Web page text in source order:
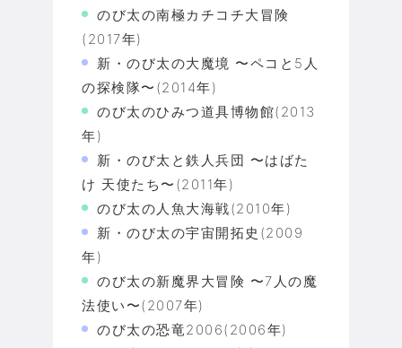
のび太の南極カチコチ大冒険
(2017年)
新・のび太の大魔境 〜ペコと5人
の探検隊〜(2014年)
のび太のひみつ道具博物館(2013
年)
新・のび太と鉄人兵団 〜はばた
け 天使たち〜(2011年)
のび太の人魚大海戦(2010年)
新・のび太の宇宙開拓史(2009
年)
のび太の新魔界大冒険 〜7人の魔
法使い〜(2007年)
のび太の恐竜2006(2006年)